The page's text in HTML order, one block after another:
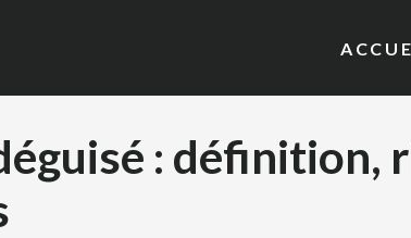
: définition,